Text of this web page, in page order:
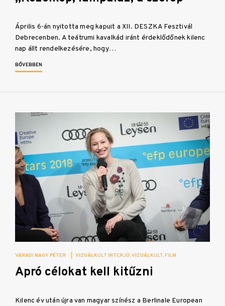
Április 6-án nyitotta meg kapuit a XII. DESZKA Fesztivál
Debrecenben. A teátrumi kavalkád iránt érdeklődőnek kilenc
nap állt rendelkezésére, hogy…
BŐVEBBEN
VÁRADI NAGY PÉTER VIZUÁLKULT INTERJÚ VIZUÁLKULT FILM
Apró célokat kell kitűzni
Kilenc év után újra van magyar színész a Berlinale European